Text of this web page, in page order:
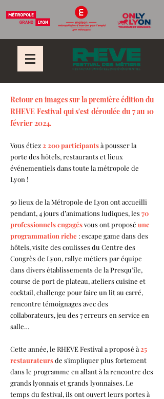
Retour en images sur la première édition du
RHEVE Festival qui s'est déroulée du 7 au 10
février 2024.
Vous étiez2 200 participantsà pousser la
porte des hôtels, restaurants et lieux
événementiels dans toute la métropole de
Lyon !
50 lieux de la Métropole de Lyon ont accueilli
pendant, 4 jours d’animations ludiques, les70
professionnels engagésvous ont proposé une
programmation riche : escape game dans des
hôtels, visite des coulisses du Centre des
Congrès de Lyon, rallye métiers par équipe
dans divers établissements de la Presqu’île,
course de port de plateau, ateliers cuisine et
cocktail, challenge pour faire un lit au carré,
rencontre témoignages avec des
collaborateurs, jeu des 7 erreurs en service en
salle…
Cette année, le RHEVE Festival a proposé à25
restaurateursde s'impliquer plus fortement
dans le programme en allant à la rencontre des
grands lyonnais et grands lyonnaises. Le
temps du festival, ils ont ouvert leurs portes à